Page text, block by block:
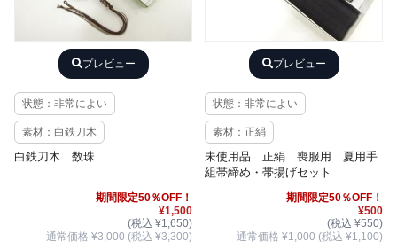
プレビュー
状態：非常によい
素材：白鉄刀木
白鉄刀木 数珠
期間限定50％OFF！
¥1,500
(税込 ¥1,650)
通常価格 ¥3,000 (税込 ¥3,300)
プレビュー
状態：非常によい
素材：正絹
未使用品 正絹 喪服用 夏用手
組帯締め・帯揚げセット
期間限定50％OFF！
¥500
(税込 ¥550)
通常価格 ¥1,000 (税込 ¥1,100)